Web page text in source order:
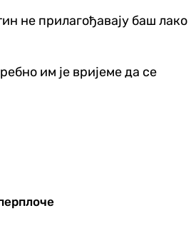
не прилагођавају баш лако
им је вријеме да се